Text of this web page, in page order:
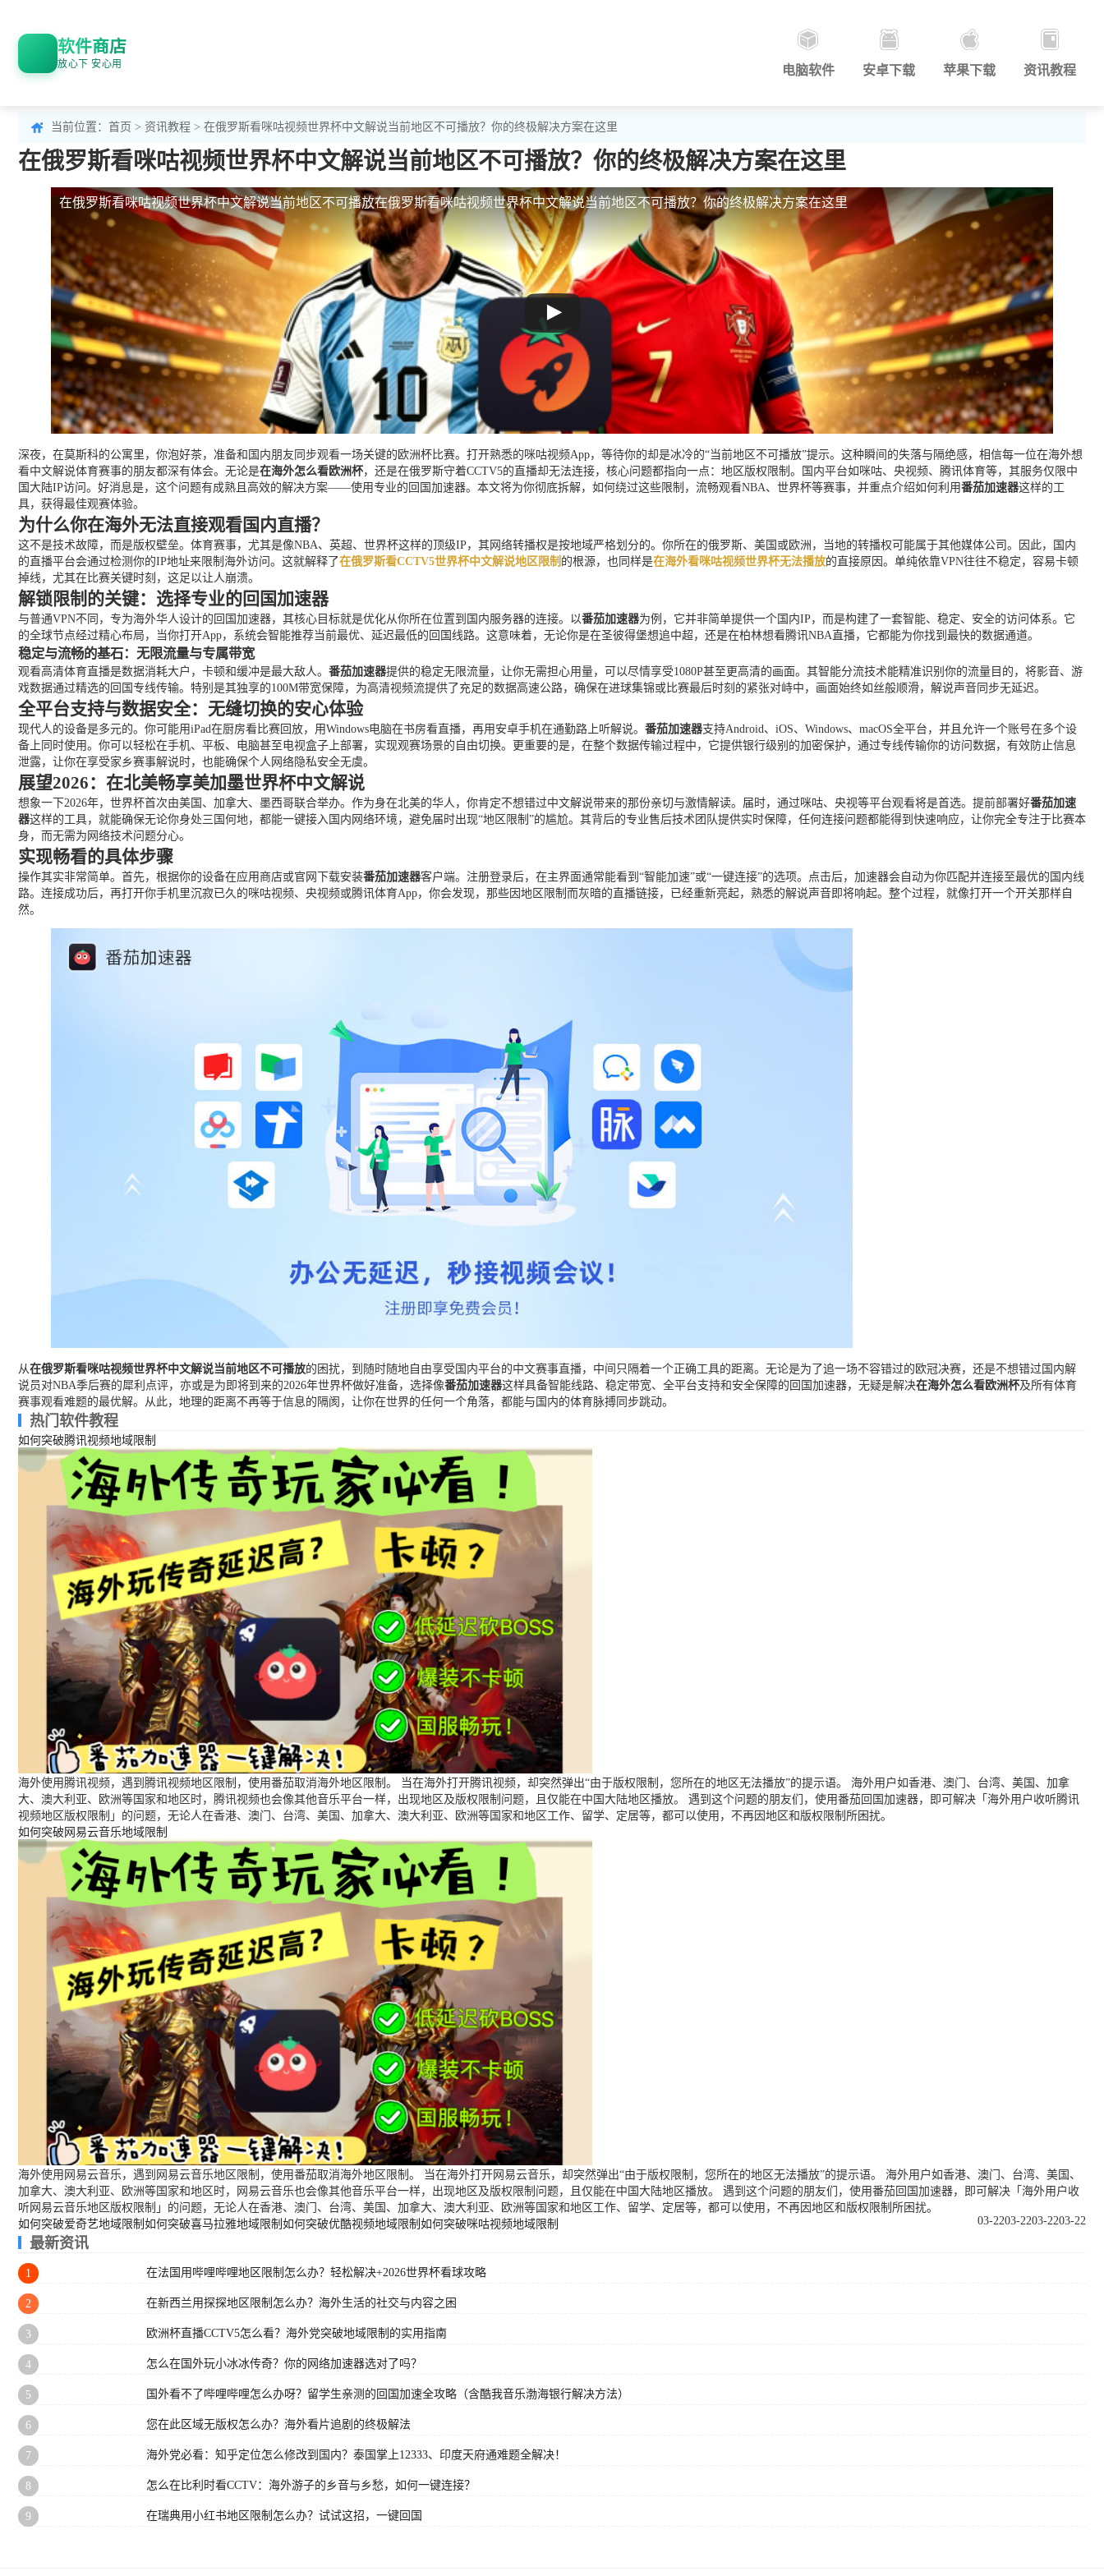
软件商店
放心下 安心用 电脑软件 安卓下载 苹果下载 资讯教程
当前位置： 首页 > 资讯教程 > 在俄罗斯看咪咕视频世界杯中文解说当前地区不可播放？你的终极解决方案在这里
在俄罗斯看咪咕视频世界杯中文解说当前地区不可播放？你的终极解决方案在这里
在俄罗斯看咪咕视频世界杯中文解说当前地区不可播放在俄罗斯看咪咕视频世界杯中文解说当前地区不可播放？你的终极解决方案在这里
深夜，在莫斯科的公寓里，你泡好茶，准备和国内朋友同步观看一场关键的欧洲杯比赛。打开熟悉的咪咕视频App，等待你的却是冰冷的“当前地区不可播放”提示。这种瞬间的失落与隔绝感，相信每一位在海外想
看中文解说体育赛事的朋友都深有体会。无论是在海外怎么看欧洲杯，还是在俄罗斯守着CCTV5的直播却无法连接，核心问题都指向一点：地区版权限制。国内平台如咪咕、央视频、腾讯体育等，其服务仅限中
国大陆IP访问。好消息是，这个问题有成熟且高效的解决方案——使用专业的回国加速器。本文将为你彻底拆解，如何绕过这些限制，流畅观看NBA、世界杯等赛事，并重点介绍如何利用番茄加速器这样的工
具，获得最佳观赛体验。
为什么你在海外无法直接观看国内直播？
这不是技术故障，而是版权壁垒。体育赛事，尤其是像NBA、英超、世界杯这样的顶级IP，其网络转播权是按地域严格划分的。你所在的俄罗斯、美国或欧洲，当地的转播权可能属于其他媒体公司。因此，国内
的直播平台会通过检测你的IP地址来限制海外访问。这就解释了在俄罗斯看CCTV5世界杯中文解说地区限制 的根源，也同样是在海外看咪咕视频世界杯无法播放的直接原因。单纯依靠VPN往往不稳定，容易卡顿
掉线，尤其在比赛关键时刻，这足以让人崩溃。
解锁限制的关键：选择专业的回国加速器
与普通VPN不同，专为海外华人设计的回国加速器，其核心目标就是优化从你所在位置到国内服务器的连接。以番茄加速器为例，它并非简单提供一个国内IP，而是构建了一套智能、稳定、安全的访问体系。它
的全球节点经过精心布局，当你打开App，系统会智能推荐当前最优、延迟最低的回国线路。这意味着，无论你是在圣彼得堡想追中超，还是在柏林想看腾讯NBA直播，它都能为你找到最快的数据通道。
稳定与流畅的基石：无限流量与专属带宽
观看高清体育直播是数据消耗大户，卡顿和缓冲是最大敌人。 番茄加速器提供的稳定无限流量，让你无需担心用量，可以尽情享受1080P甚至更高清的画面。其智能分流技术能精准识别你的流量目的，将影音、游
戏数据通过精选的回国专线传输。特别是其独享的100M带宽保障，为高清视频流提供了充足的数据高速公路，确保在进球集锦或比赛最后时刻的紧张对峙中，画面始终如丝般顺滑，解说声音同步无延迟。
全平台支持与数据安全：无缝切换的安心体验
现代人的设备是多元的。你可能用iPad在厨房看比赛回放，用Windows电脑在书房看直播，再用安卓手机在通勤路上听解说。 番茄加速器支持Android、iOS、Windows、macOS全平台，并且允许一个账号在多个设
备上同时使用。你可以轻松在手机、平板、电脑甚至电视盒子上部署，实现观赛场景的自由切换。更重要的是，在整个数据传输过程中，它提供银行级别的加密保护，通过专线传输你的访问数据，有效防止信息
泄露，让你在享受家乡赛事解说时，也能确保个人网络隐私安全无虞。
展望2026：在北美畅享美加墨世界杯中文解说
想象一下2026年，世界杯首次由美国、加拿大、墨西哥联合举办。作为身在北美的华人，你肯定不想错过中文解说带来的那份亲切与激情解读。届时，通过咪咕、央视等平台观看将是首选。提前部署好番茄加速
器这样的工具，就能确保无论你身处三国何地，都能一键接入国内网络环境，避免届时出现“地区限制”的尴尬。其背后的专业售后技术团队提供实时保障，任何连接问题都能得到快速响应，让你完全专注于比赛本
身，而无需为网络技术问题分心。
实现畅看的具体步骤
操作其实非常简单。首先，根据你的设备在应用商店或官网下载安装番茄加速器客户端。注册登录后，在主界面通常能看到“智能加速”或“一键连接”的选项。点击后，加速器会自动为你匹配并连接至最优的国内线
路。连接成功后，再打开你手机里沉寂已久的咪咕视频、央视频或腾讯体育App，你会发现，那些因地区限制而灰暗的直播链接，已经重新亮起，熟悉的解说声音即将响起。整个过程，就像打开一个开关那样自
然。
从在俄罗斯看咪咕视频世界杯中文解说当前地区不可播放的困扰，到随时随地自由享受国内平台的中文赛事直播，中间只隔着一个正确工具的距离。无论是为了追一场不容错过的欧冠决赛，还是不想错过国内解
说员对NBA季后赛的犀利点评，亦或是为即将到来的2026年世界杯做好准备，选择像番茄加速器这样具备智能线路、稳定带宽、全平台支持和安全保障的回国加速器，无疑是解决在海外怎么看欧洲杯及所有体育
赛事观看难题的最优解。从此，地理的距离不再等于信息的隔阂，让你在世界的任何一个角落，都能与国内的体育脉搏同步跳动。
热门软件教程
如何突破腾讯视频地域限制
海外使用腾讯视频，遇到腾讯视频地区限制，使用番茄取消海外地区限制。 当在海外打开腾讯视频，却突然弹出“由于版权限制，您所在的地区无法播放”的提示语。 海外用户如香港、澳门、台湾、美国、加拿
大、澳大利亚、欧洲等国家和地区时，腾讯视频也会像其他音乐平台一样，出现地区及版权限制问题，且仅能在中国大陆地区播放。 遇到这个问题的朋友们，使用番茄回国加速器，即可解决「海外用户收听腾讯
视频地区版权限制」的问题，无论人在香港、澳门、台湾、美国、加拿大、澳大利亚、欧洲等国家和地区工作、留学、定居等，都可以使用，不再因地区和版权限制所困扰。
如何突破网易云音乐地域限制
海外使用网易云音乐，遇到网易云音乐地区限制，使用番茄取消海外地区限制。 当在海外打开网易云音乐，却突然弹出“由于版权限制，您所在的地区无法播放”的提示语。 海外用户如香港、澳门、台湾、美国、
加拿大、澳大利亚、欧洲等国家和地区时，网易云音乐也会像其他音乐平台一样，出现地区及版权限制问题，且仅能在中国大陆地区播放。 遇到这个问题的朋友们，使用番茄回国加速器，即可解决「海外用户收
听网易云音乐地区版权限制」的问题，无论人在香港、澳门、台湾、美国、加拿大、澳大利亚、欧洲等国家和地区工作、留学、定居等，都可以使用，不再因地区和版权限制所困扰。
如何突破爱奇艺地域限制
03-22
如何突破喜马拉雅地域限制 03-22
如何突破优酷视频地域限制 03-22
如何突破咪咕视频地域限制 03-22
最新资讯
1 在法国用哔哩哔哩地区限制怎么办？轻松解决+2026世界杯看球攻略
2 在新西兰用探探地区限制怎么办？海外生活的社交与内容之困
3 欧洲杯直播CCTV5怎么看？海外党突破地域限制的实用指南
4 怎么在国外玩小冰冰传奇？你的网络加速器选对了吗？
5 国外看不了哔哩哔哩怎么办呀？留学生亲测的回国加速全攻略（含酷我音乐渤海银行解决方法）
6 您在此区域无版权怎么办？海外看片追剧的终极解法
7 海外党必看：知乎定位怎么修改到国内？泰国掌上12333、印度天府通难题全解决！
8 怎么在比利时看CCTV：海外游子的乡音与乡愁，如何一键连接？
9 在瑞典用小红书地区限制怎么办？试试这招，一键回国